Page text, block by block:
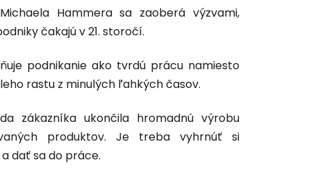
Hammera sa zaoberá výzvami,
čakajú v 21. storočí.
podnikanie ako tvrdú prácu namiesto
rastu z minulých ľahkých časov.
zákazníka ukončila hromadnú výrobu
produktov. Je treba vyhrnúť si
dať sa do práce.